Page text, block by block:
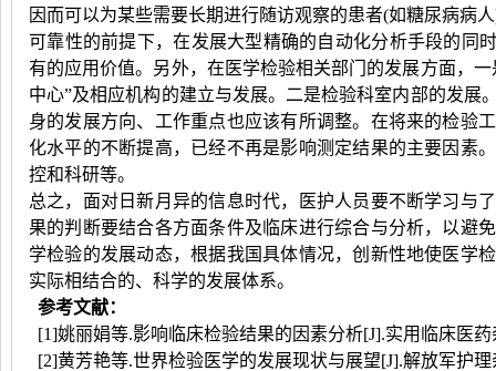
因而可以为某些需要长期进行随访观察的患者(如糖尿病病
可靠性的前提下，在发展大型精确的自动化分析手段的同
有的应用价值。另外，在医学检验相关部门的发展方面，
中心”及相应机构的建立与发展。二是检验科室内部的发展
身的发展方向、工作重点也应该有所调整。在将来的检验
化水平的不断提高，已经不再是影响测定结果的主要因素
控和科研等。
总之，面对日新月异的信息时代，医护人员要不断学习与
果的判断要结合各方面条件及临床进行综合与分析，以避
学检验的发展动态，根据我国具体情况，创新性地使医学
实际相结合的、科学的发展体系。
参考文献：
[1]姚丽娟等.影响临床检验结果的因素分析[J].实用临床医药
[2]黄芳艳等.世界检验医学的发展现状与展望[J].解放军护理